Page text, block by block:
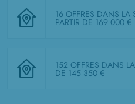
16 OFFRES
PARTIR DE 169 000 €
152 OFFRES
DE 145 350 €